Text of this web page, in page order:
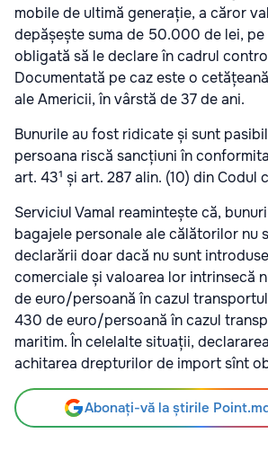
mobile de ultimă generație, a căror
depășește suma de 50.000 de lei, pe
obligată să le declare în cadrul
Documentată pe caz este o
ale Americii, în vârstă de 37 de ani.
Bunurile au fost ridicate și sunt
persoana riscă sancțiuni în
art. 43¹ și art. 287 alin. (10) din Codul
Serviciul Vamal reamintește că,
bagajele personale ale călătorilor nu
declarării doar dacă nu sunt
comerciale și valoarea lor intrinsecă
de euro/persoană în cazul
430 de euro/persoană în cazul
maritim. În celelalte situații,
achitarea drepturilor de import sînt
Abonați-vă la știrile